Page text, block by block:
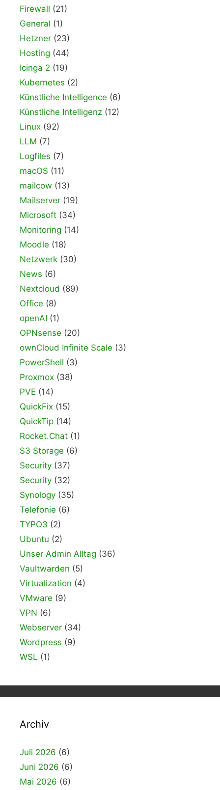
Firewall (21)
General (1)
Hetzner (23)
Hosting (44)
Icinga 2 (19)
Kubernetes (2)
Künstliche Intelligence (6)
Künstliche Intelligenz (12)
Linux (92)
LLM (7)
Logfiles (7)
macOS (11)
mailcow (13)
Mailserver (19)
Microsoft (34)
Monitoring (14)
Moodle (18)
Netzwerk (30)
News (6)
Nextcloud (89)
Office (8)
openAI (1)
OPNsense (20)
ownCloud Infinite Scale (3)
PowerShell (3)
Proxmox (38)
PVE (14)
QuickFix (15)
QuickTip (14)
Rocket.Chat (1)
S3 Storage (6)
Security (37)
Security (32)
Synology (35)
Telefonie (6)
TYPO3 (2)
Ubuntu (2)
Unser Admin Alltag (36)
Vaultwarden (5)
Virtualization (4)
VMware (9)
VPN (6)
Webserver (34)
Wordpress (9)
WSL (1)
Archiv
Juli 2026 (6)
Juni 2026 (6)
Mai 2026 (6)